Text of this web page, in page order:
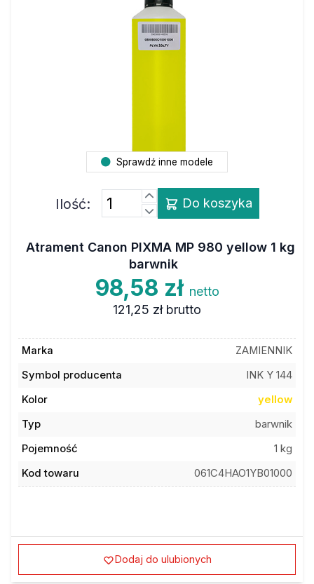
Sprawdź inne modele
Ilość: Do koszyka
Atrament Canon PIXMA MP 980 yellow 1 kg
barwnik
98,58 zł netto
121,25 zł brutto
Marka
ZAMIENNIK
Symbol producenta
INK Y 144
Kolor
yellow
Typ
barwnik
Pojemność
1 kg
Kod towaru
061C4HAO1YB01000
Dodaj do ulubionych